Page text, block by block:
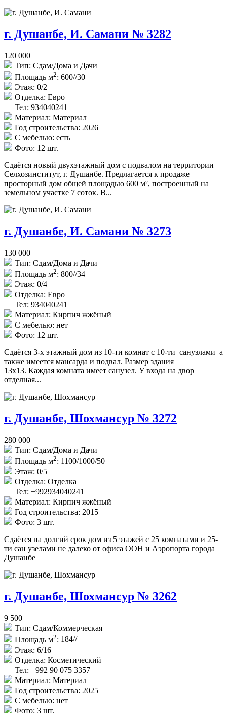
г. Душанбе, И. Самани № 3282
120 000
Тип: Сдам/Дома и Дачи
Площадь м2: 600//30
Этаж: 0/2
Отделка: Евро
Тел: 934040241
Материал: Материал
Год строительства: 2026
С мебелью: есть
Фото: 12 шт.
Сдаётся новый двухэтажный дом с подвалом на территории
Селхозинститут, г. Душанбе. Предлагается к продаже
просторный дом общей площадью 600 м², построенный на
земельном участке 7 соток. В...
г. Душанбе, И. Самани № 3273
130 000
Тип: Сдам/Дома и Дачи
Площадь м2: 800//34
Этаж: 0/4
Отделка: Евро
Тел: 934040241
Материал: Кирпич жжёный
С мебелью: нет
Фото: 12 шт.
Сдаётся 3-х этажный дом из 10-ти комнат с 10-ти санузлами а
также имеется мансарда и подвал. Размер здания
13x13. Каждая комната имеет санузел. У входа на двор
отделная...
г. Душанбе, Шохмансур № 3272
280 000
Тип: Сдам/Дома и Дачи
Площадь м2: 1100/1000/50
Этаж: 0/5
Отделка: Отделка
Тел: +992934040241
Материал: Кирпич жжёный
Год строительства: 2015
Фото: 3 шт.
Сдаётся на долгий срок дом из 5 этажей с 25 комнатами и 25-
ти сан узелами не далеко от офиса ООН и Аэропорта города
Душанбе
г. Душанбе, Шохмансур № 3262
9 500
Тип: Сдам/Коммерческая
Площадь м2: 184//
Этаж: 6/16
Отделка: Косметический
Тел: +992 90 075 3357
Материал: Материал
Год строительства: 2025
С мебелью: нет
Фото: 3 шт.